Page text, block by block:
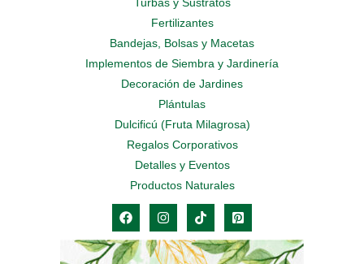
Turbas y Sustratos
Fertilizantes
Bandejas, Bolsas y Macetas
Implementos de Siembra y Jardinería
Decoración de Jardines
Plántulas
Dulcificú (Fruta Milagrosa)
Regalos Corporativos
Detalles y Eventos
Productos Naturales